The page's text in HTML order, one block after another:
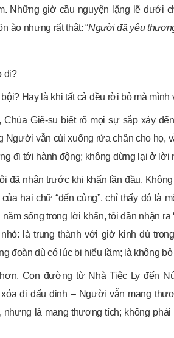
Những giờ cầu nguyện lặng lẽ dưới
ào nhưng rất thật: “Người đã yêu
đi?
Hay là khi tất cả đều rời bỏ mà mình
Giê-su biết rõ mọi sự sắp xảy
Người vẫn cúi xuống rửa chân cho họ,
đi tới hành động; không dừng lại ở lời
đã nhận trước khi khấn lần đầu.
hai chữ “đến cùng”, chỉ thấy đó là
sống trong lời khấn, tôi dần nhận ra
là trung thành với giờ kinh dù
đoàn dù có lúc bị hiểu lầm; là không
Con đường từ Nhà Tiệc Ly đến
đi dấu đinh – Người vẫn mang
nhưng là mang thương tích; không